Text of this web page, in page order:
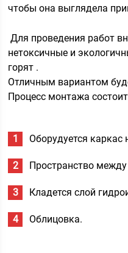
чтобы она выглядела
Для проведения работ
нетоксичные и
горят .
Отличным вариантом
Процесс монтажа
Оборудуется каркас
Пространство
Кладется слой
Облицовка.